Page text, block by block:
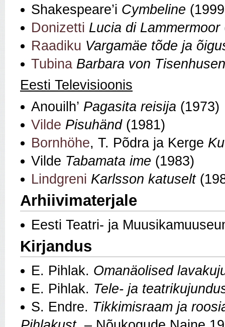
Shakespeare’i Cymbeline
Donizetti Lucia di Lammermoor
Raadiku Vargamäe tõde ja
Tubina Barbara von Tisenhusen
Eesti Televisioonis
Anouilh’ Pagasita reisija (1973)
Vilde Pisuhänd(1981)
Bornhöhe, T. Põdra ja Kerge
Vilde Tabamata ime (1983)
Lindgreni Karlsson katuselt
Arhiivimaterjale
Eesti Teatri- ja
Kirjandus
E. Pihlak. Omanäolised
E. Pihlak. Tele- ja
S. Endre. Tikkimisraam ja